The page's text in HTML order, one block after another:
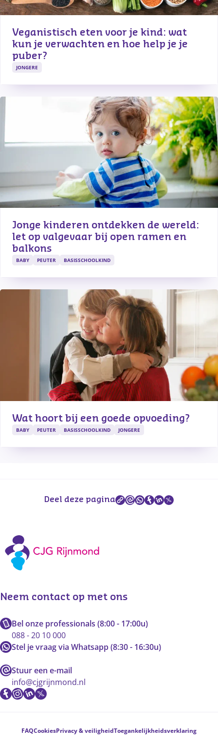
Veganistisch eten voor je kind: wat
kun je verwachten en hoe help je je
puber?
JONGERE
Jonge kinderen ontdekken de wereld:
let op valgevaar bij open ramen en
balkons
BABY PEUTER BASISSCHOOLKIND
Wat hoort bij een goede opvoeding?
BABY PEUTER BASISSCHOOLKIND JONGERE
Deel deze pagina
Neem contact op met ons
Bel onze professionals (8:00 - 17:00u)
088 - 20 10 000
Stel je vraag via Whatsapp (8:30 - 16:30u)
Stuur een e-mail
info@cjgrijnmond.nl
Voetnavigatie
FAQCookiesPrivacy & veiligheidToegankelijkheidsverklaring